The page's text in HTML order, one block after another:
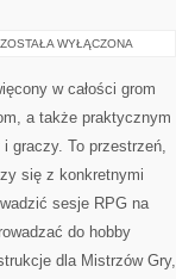
TŁUMACZENIA
ZAGRANICZNYCH
SYSTEMÓW
ZOSTAŁA WYŁĄCZONA
w całości grom
a także praktycznym
graczy. To przestrzeń,
się z konkretnymi
sesje RPG na
do hobby
dla Mistrzów Gry,